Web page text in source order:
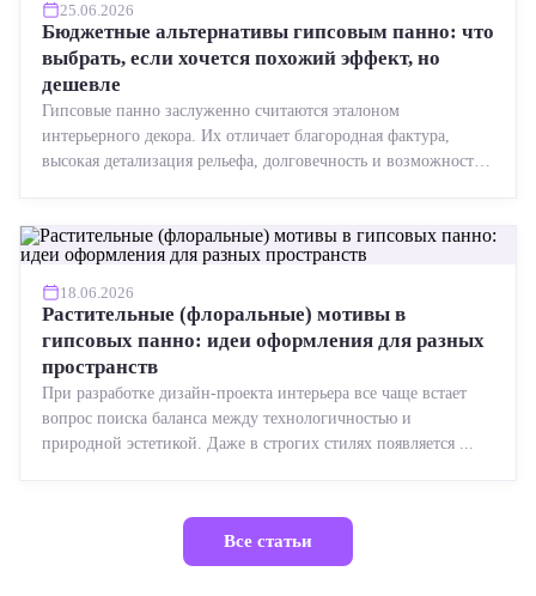
25.06.2026
Бюджетные альтернативы гипсовым панно: что
выбрать, если хочется похожий эффект, но
дешевле
Гипсовые панно заслуженно считаются эталоном
интерьерного декора. Их отличает благородная фактура,
высокая детализация рельефа, долговечность и возможность
18.06.2026
Растительные (флоральные) мотивы в
гипсовых панно: идеи оформления для разных
пространств
При разработке дизайн-проекта интерьера все чаще встает
вопрос поиска баланса между технологичностью и
природной эстетикой. Даже в строгих стилях появляется ...
Все статьи